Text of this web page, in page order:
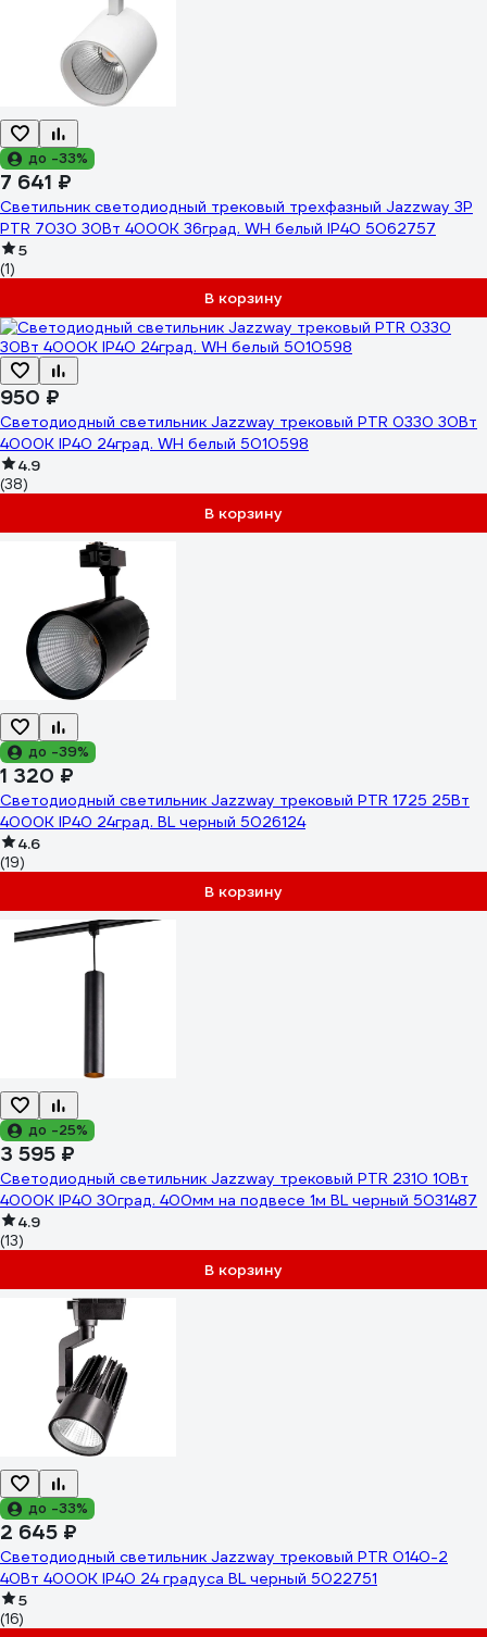
до -33%
7 641 ₽
Светильник светодиодный трековый трехфазный Jazzway 3P
PTR 7030 30Вт 4000K 36град. WH белый IP40 5062757
5
(1)
В корзину
950 ₽
Светодиодный светильник Jazzway трековый PTR 0330 30Вт
4000К IP40 24град. WH белый 5010598
4.9
(38)
В корзину
до -39%
1 320 ₽
Светодиодный светильник Jazzway трековый PTR 1725 25Вт
4000К IP40 24град. BL черный 5026124
4.6
(19)
В корзину
до -25%
3 595 ₽
Светодиодный светильник Jazzway трековый PTR 2310 10Вт
4000К IP40 30град. 400мм на подвесе 1м BL черный 5031487
4.9
(13)
В корзину
до -33%
2 645 ₽
Светодиодный светильник Jazzway трековый PTR 0140-2
40Вт 4000К IP40 24 градуса BL черный 5022751
5
(16)